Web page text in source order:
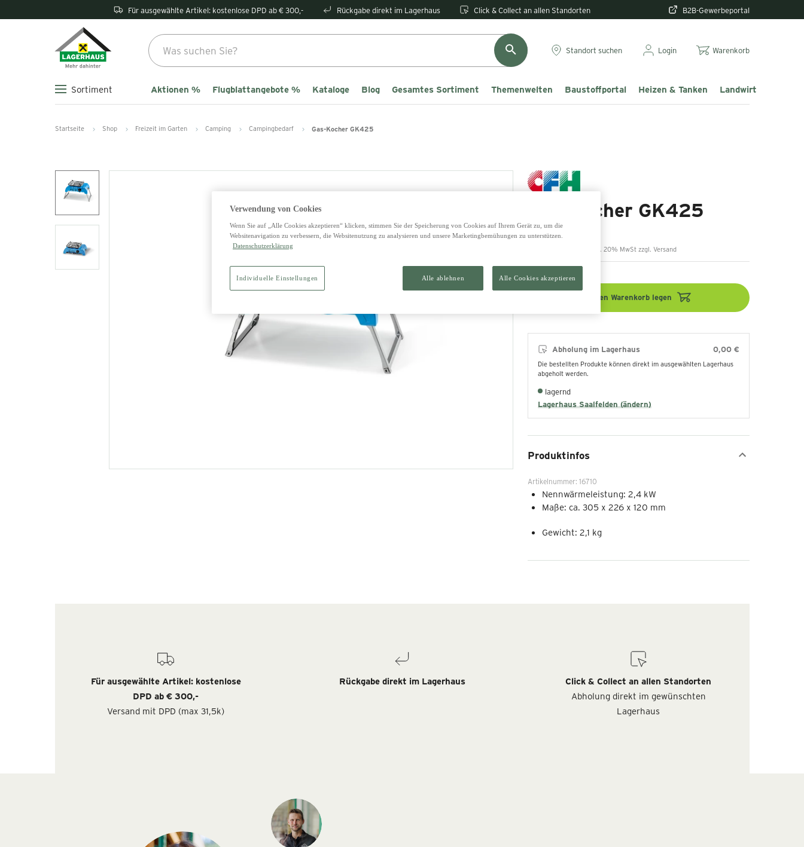
Für ausgewählte Artikel: kostenlose DPD ab € 300,- Rückgabe direkt im Lagerhaus Click & Collect an allen Standorten B2B-Gewerbeportal
Standort suchen Login Warenkorb
Sortiment Aktionen % Flugblattangebote % Kataloge Blog Gesamtes Sortiment Themenwelten Baustoffportal Heizen & Tanken Landwirtschaft &
Startseite Shop Freizeit im Garten Camping Campingbedarf Gas-Kocher GK425
Gas-Kocher GK425
inkl. 20% MwSt zzgl. Versand
In den Warenkorb legen
Abholung im Lagerhaus 0,00 €
Die bestellten Produkte können direkt im ausgewählten Lagerhaus
abgeholt werden.
lagernd
Lagerhaus Saalfelden (ändern)
Produktinfos
Artikelnummer: 16710
Nennwärmeleistung: 2,4 kW
Maße: ca. 305 x 226 x 120 mm
Gewicht: 2,1 kg
Für ausgewählte Artikel: kostenlose
DPD ab € 300,-
Versand mit DPD (max 31,5k)
Rückgabe direkt im Lagerhaus
Click & Collect an allen Standorten
Abholung direkt im gewünschten
Lagerhaus
Verwendung von Cookies
Wenn Sie auf „Alle Cookies akzeptieren“ klicken, stimmen Sie der Speicherung von Cookies auf Ihrem Gerät zu, um die
Websitenavigation zu verbessern, die Websitenutzung zu analysieren und unsere Marketingbemühungen zu unterstützen.
Datenschutzerklärung
Alle ablehnen Alle Cookies akzeptieren
Individuelle Einstellungen